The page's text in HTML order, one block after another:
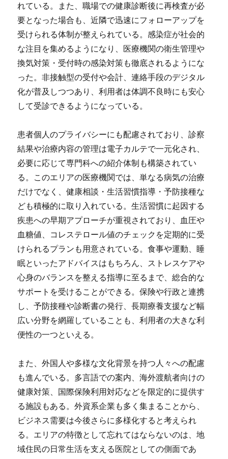
れている。また、職場での健康診断後に再検査が必
要となった場合も、近隣で迅速にフォローアップを
受けられる体制が整えられている。感染症が社会的
な注目を集めるようになり、医療機関の衛生管理や
換気対策・受付時の感染対策も徹底されるようにな
った。非接触型の受付や会計、連絡手段のデジタル
化が普及しつつあり、利用者は体調不良時にも安心
して受診できるようになっている。
患者個人のプライバシーにも配慮されており、診察
結果や治療内容の管理は電子カルテで一元化され、
必要に応じて専門科への紹介体制も構築されてい
る。このエリアの医療機関では、単なる病気の治療
だけでなく、健康相談・生活習慣指導・予防接種な
ども積極的に取り入れている。生活習慣に起因する
疾患への早期アプローチが重視されており、血圧や
血糖値、コレステロール値のチェックを定期的に受
けられるプランも用意されている。食事や運動、睡
眠といったアドバイスはもちろん、ストレスケアや
心身のバランスを整える指導に至るまで、総合的な
サポートを受けることができる。保険や行政と連携
し、予防接種や診断書の発行、長期療養支援など幅
広い分野を網羅していることも、利用者の大きな利
便性の一つといえる。
また、外国人や多様な文化背景を持つ人々への配慮
も進んでいる。多言語での案内、海外渡航者向けの
健康対策、国際保険利用対応などを限定的に提供す
る施設もある。外資系企業も多く集まることから、
ビジネス需要は今後さらに多様化すると考えられ
る。エリアの特徴として忘れてはならないのは、地
域住民の日常生活を支える医院としての側面であ